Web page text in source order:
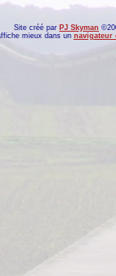
Site créé par PJ Skyman
mieux dans un navigateur